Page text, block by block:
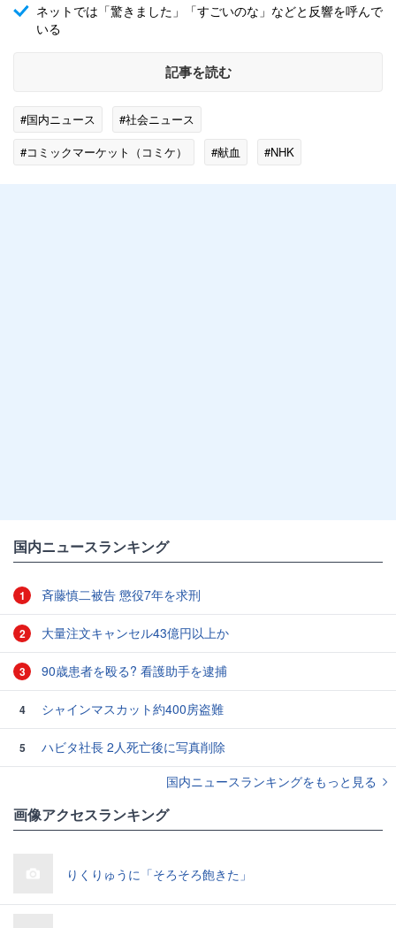
ネットでは「驚きました」「すごいのな」などと反響を呼んで
いる
記事を読む
#国内ニュース
#社会ニュース
#コミックマーケット（コミケ）
#献血
#NHK
国内ニュースランキング
1 斉藤慎二被告 懲役7年を求刑
2 大量注文キャンセル43億円以上か
3 90歳患者を殴る? 看護助手を逮捕
4 シャインマスカット約400房盗難
5
ハビタ社長 2人死亡後に写真削除
国内ニュースランキングをもっと見る
画像アクセスランキング
りくりゅうに「そろそろ飽きた」